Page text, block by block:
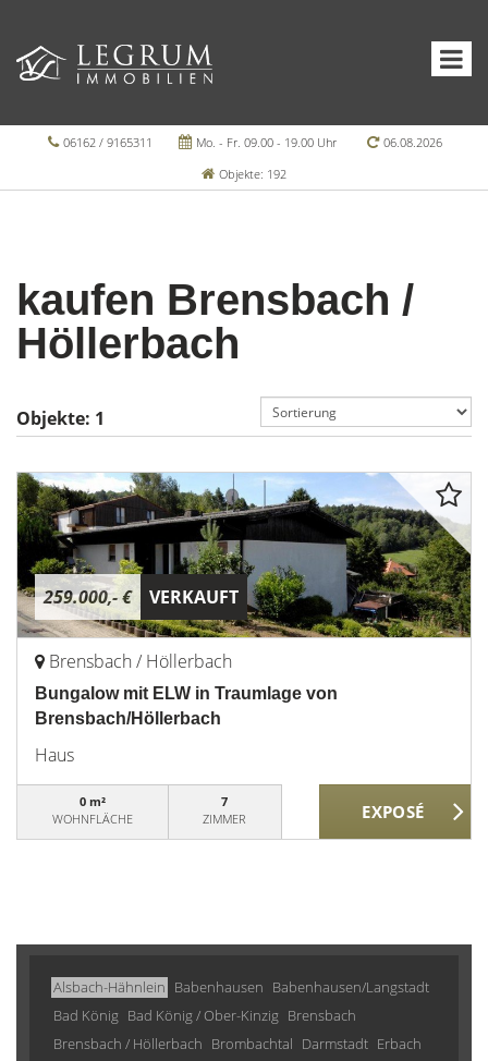
06162 / 9165311 Mo. - Fr. 09.00 - 19.00 Uhr
06.08.2026
Objekte: 192
kaufen Brensbach /
Höllerbach
Objekte: 1
259.000,- € VERKAUFT
Brensbach / Höllerbach
Bungalow mit ELW in Traumlage von
Brensbach/Höllerbach
Haus
0 m²
WOHNFLÄCHE
7
ZIMMER
Alsbach-Hähnlein Babenhausen Babenhausen/Langstadt
Bad König Bad König / Ober-Kinzig Brensbach
Brensbach / Höllerbach Brombachtal Darmstadt Erbach